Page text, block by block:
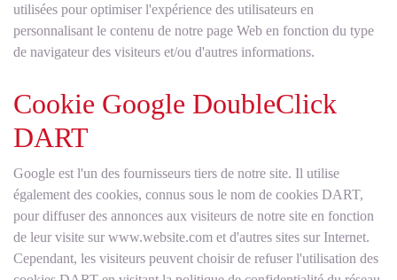
utilisées pour optimiser l'expérience des utilisateurs en
personnalisant le contenu de notre page Web en fonction du type
de navigateur des visiteurs et/ou d'autres informations.
Cookie Google DoubleClick
DART
Google est l'un des fournisseurs tiers de notre site. Il utilise
également des cookies, connus sous le nom de cookies DART,
pour diffuser des annonces aux visiteurs de notre site en fonction
de leur visite sur www.website.com et d'autres sites sur Internet.
Cependant, les visiteurs peuvent choisir de refuser l'utilisation des